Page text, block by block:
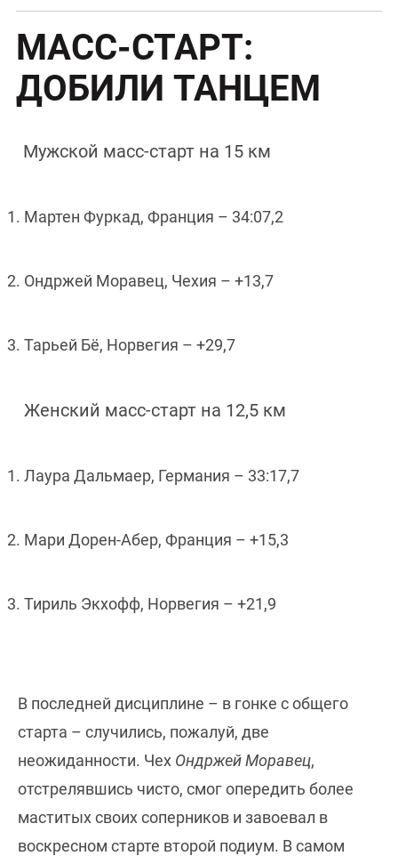
МАСС-СТАРТ:
ДОБИЛИ ТАНЦЕМ
Мужской масс-старт на 15 км
1. Мартен Фуркад, Франция – 34:07,2
2. Ондржей Моравец, Чехия – +13,7
3. Тарьей Бё, Норвегия – +29,7
Женский масс-старт на 12,5 км
1. Лаура Дальмаер, Германия – 33:17,7
2. Мари Дорен-Абер, Франция – +15,3
3. Тириль Экхофф, Норвегия – +21,9
В последней дисциплине – в гонке с общего
старта – случились, пожалуй, две
неожиданности. Чех Ондржей Моравец,
отстрелявшись чисто, смог опередить более
маститых своих соперников и завоевал в
воскресном старте второй подиум. В самом